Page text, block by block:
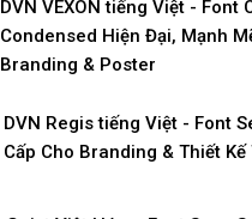
DVN VEXON tiếng Việt - Font
Condensed Hiện Đại, Mạnh
Branding & Poster
DVN Regis tiếng Việt - Font
Cấp Cho Branding & Thiết